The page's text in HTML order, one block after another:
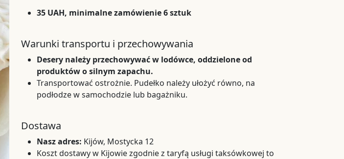
35 UAH, minimalne zamówienie 6 sztuk
Warunki transportu i przechowywania
Desery należy przechowywać w lodówce, oddzielone od
produktów o silnym zapachu.
Transportować ostrożnie. Pudełko należy ułożyć równo, na
podłodze w samochodzie lub bagażniku.
Dostawa
Nasz adres: Kijów, Mostycka 12
Koszt dostawy w Kijowie zgodnie z taryfą usługi taksówkowej to